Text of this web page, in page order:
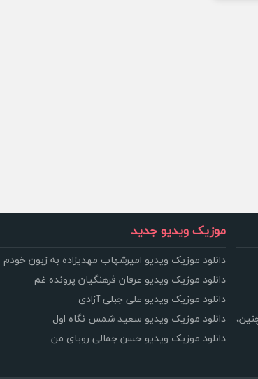
موزیک ویدیو جدید
دانلود موزیک ویدیو امیرشهاب مهدیزاده به زبون خودم
دانلود موزیک ویدیو عرفان فرهنگیان پرونده غم
دانلود موزیک ویدیو علی جبلی آزادی
دانلود موزیک ویدیو سعید شمس نگاه اول
دانلود موزیک ویدیو حسن جمالی رویای من